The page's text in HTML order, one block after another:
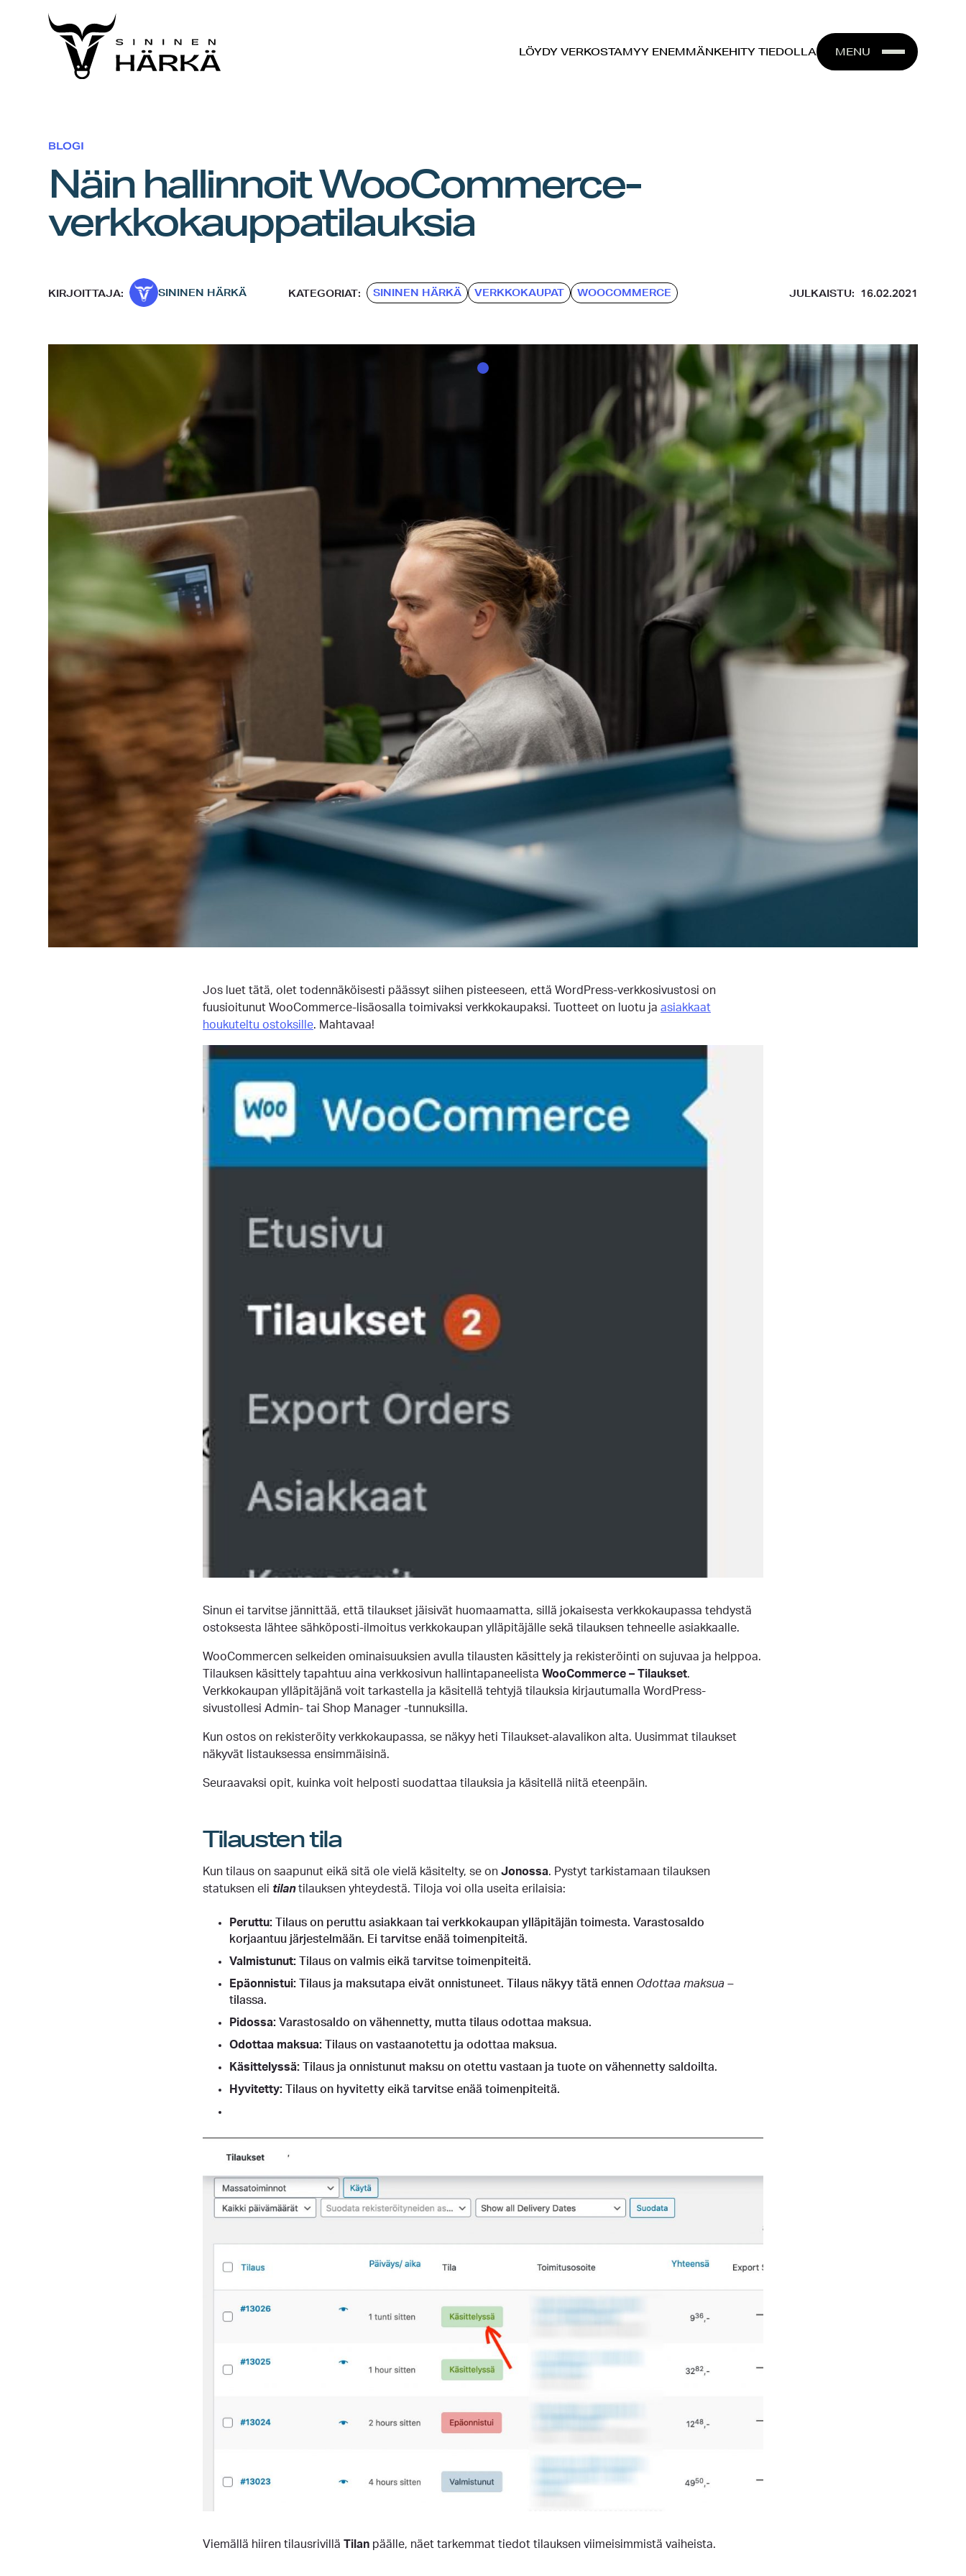
LÖYDY VERKOSTAMYY ENEMMÄNKEHITY‍ TIEDOLLA MENU
BLOGI
Näin hallinnoit WooCommerce-
verkkokauppatilauksia
KIRJOITTAJA: SININEN HÄRKÄ KATEGORIAT: SININEN HÄRKÄ VERKKOKAUPAT WOOCOMMERCE JULKAISTU: 16.02.2021
Jos luet tätä, olet todennäköisesti päässyt siihen pisteeseen, että WordPress-verkkosivustosi on
fuusioitunut WooCommerce-lisäosalla toimivaksi verkkokaupaksi. Tuotteet on luotu ja asiakkaat
houkuteltu ostoksille. Mahtavaa!
Sinun ei tarvitse jännittää, että tilaukset jäisivät huomaamatta, sillä jokaisesta verkkokaupassa tehdystä
ostoksesta lähtee sähköposti-ilmoitus verkkokaupan ylläpitäjälle sekä tilauksen tehneelle asiakkaalle.
WooCommercen selkeiden ominaisuuksien avulla tilausten käsittely ja rekisteröinti on sujuvaa ja helppoa.
Tilauksen käsittely tapahtuu aina verkkosivun hallintapaneelista WooCommerce – Tilaukset.
Verkkokaupan ylläpitäjänä voit tarkastella ja käsitellä tehtyjä tilauksia kirjautumalla WordPress-
sivustollesi Admin- tai Shop Manager -tunnuksilla.
Kun ostos on rekisteröity verkkokaupassa, se näkyy heti Tilaukset-alavalikon alta. Uusimmat tilaukset
näkyvät listauksessa ensimmäisinä.
Seuraavaksi opit, kuinka voit helposti suodattaa tilauksia ja käsitellä niitä eteenpäin.
Tilausten tila
Kun tilaus on saapunut eikä sitä ole vielä käsitelty, se on Jonossa. Pystyt tarkistamaan tilauksen
statuksen eli tilantilauksen yhteydestä. Tiloja voi olla useita erilaisia:
Peruttu: Tilaus on peruttu asiakkaan tai verkkokaupan ylläpitäjän toimesta. Varastosaldo
korjaantuu järjestelmään. Ei tarvitse enää toimenpiteitä.
Valmistunut:
Tilaus on valmis eikä tarvitse toimenpiteitä.
Epäonnistui:
Tilaus ja maksutapa eivät onnistuneet. Tilaus näkyy tätä ennen Odottaa maksua –
tilassa.
Pidossa: Varastosaldo on vähennetty, mutta tilaus odottaa maksua.
Odottaa maksua: Tilaus on vastaanotettu ja odottaa maksua.
Käsittelyssä:
Tilaus ja onnistunut maksu on otettu vastaan ja tuote on vähennetty saldoilta.
Hyvitetty:
Tilaus on hyvitetty eikä tarvitse enää toimenpiteitä.
Viemällä hiiren tilausrivillä Tilan päälle, näet tarkemmat tiedot tilauksen viimeisimmistä vaiheista.